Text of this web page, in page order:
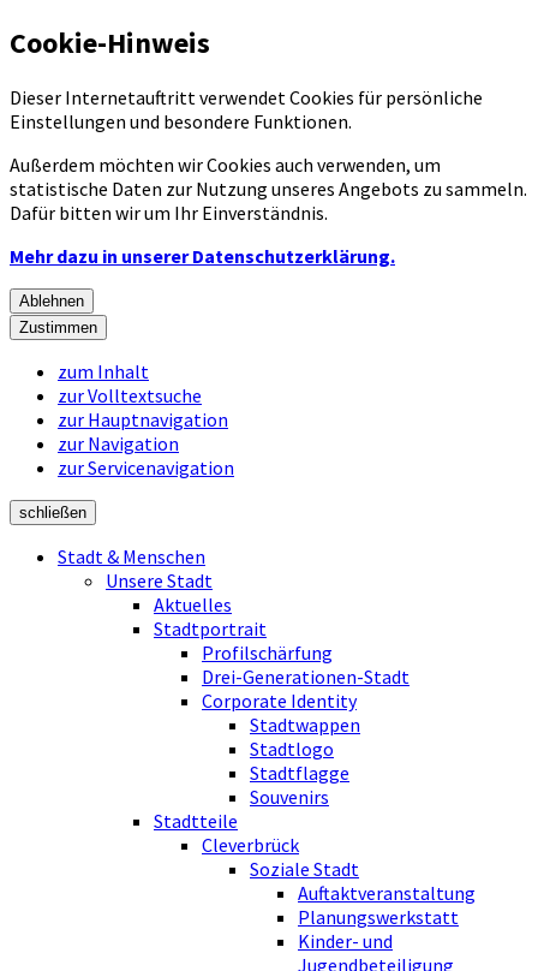
Cookie-Hinweis
Dieser Internetauftritt verwendet Cookies für persönliche
Einstellungen und besondere Funktionen.
Außerdem möchten wir Cookies auch verwenden, um
statistische Daten zur Nutzung unseres Angebots zu sammeln.
Dafür bitten wir um Ihr Einverständnis.
Mehr dazu in unserer Datenschutzerklärung.
Ablehnen
Zustimmen
zum Inhalt
zur Volltextsuche
zur Hauptnavigation
zur Navigation
zur Servicenavigation
schließen
Stadt & Menschen
Unsere Stadt
Aktuelles
Stadtportrait
Profilschärfung
Drei-Generationen-Stadt
Corporate Identity
Stadtwappen
Stadtlogo
Stadtflagge
Souvenirs
Stadtteile
Cleverbrück
Soziale Stadt
Auftaktveranstaltung
Planungswerkstatt
Kinder- und
Jugendbeteiligung